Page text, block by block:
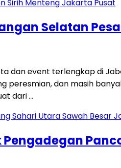
Selatan
dan event terlengkap di
peresmian, dan masih
dari …
Pengadegan